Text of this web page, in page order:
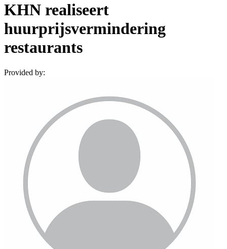
KHN realiseert
huurprijsvermindering
restaurants
Provided by: